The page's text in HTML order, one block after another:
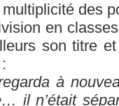
des
en
son titre
à
il n’était